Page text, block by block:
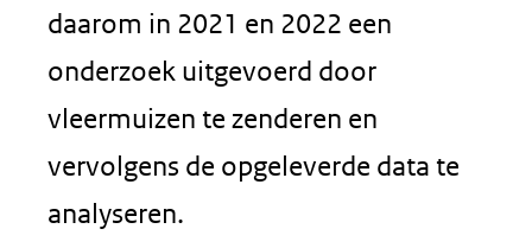
daarom in 2021 en 2022 een
onderzoek uitgevoerd door
vleermuizen te zenderen en
vervolgens de opgeleverde data te
analyseren.